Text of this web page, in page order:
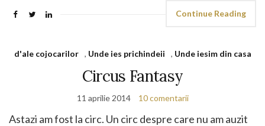
Continue Reading
d'ale cojocarilor , Unde ies prichindeii , Unde iesim din casa
Circus Fantasy
11 aprilie 2014 10 comentarii
Astazi am fost la circ. Un circ despre care nu am auzit